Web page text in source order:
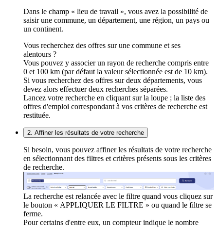
Dans le champ « lieu de travail », vous avez la possibilité de
saisir une commune, un département, une région, un pays ou
un continent.
Vous recherchez des offres sur une commune et ses
alentours ?
Vous pouvez y associer un rayon de recherche compris entre
0 et 100 km (par défaut la valeur sélectionnée est de 10 km).
Si vous recherchez des offres sur deux départements, vous
devez alors effectuer deux recherches séparées.
Lancez votre recherche en cliquant sur la loupe ; la liste des
offres d'emploi correspondant à vos critères de recherche est
restituée.
2. Affiner les résultats de votre recherche
Si besoin, vous pouvez affiner les résultats de votre recherche
en sélectionnant des filtres et critères présents sous les critères
de recherche.
La recherche est relancée avec le filtre quand vous cliquez sur
le bouton « APPLIQUER LE FILTRE » ou quand le filtre se
ferme.
Pour certains d'entre eux, un compteur indique le nombre